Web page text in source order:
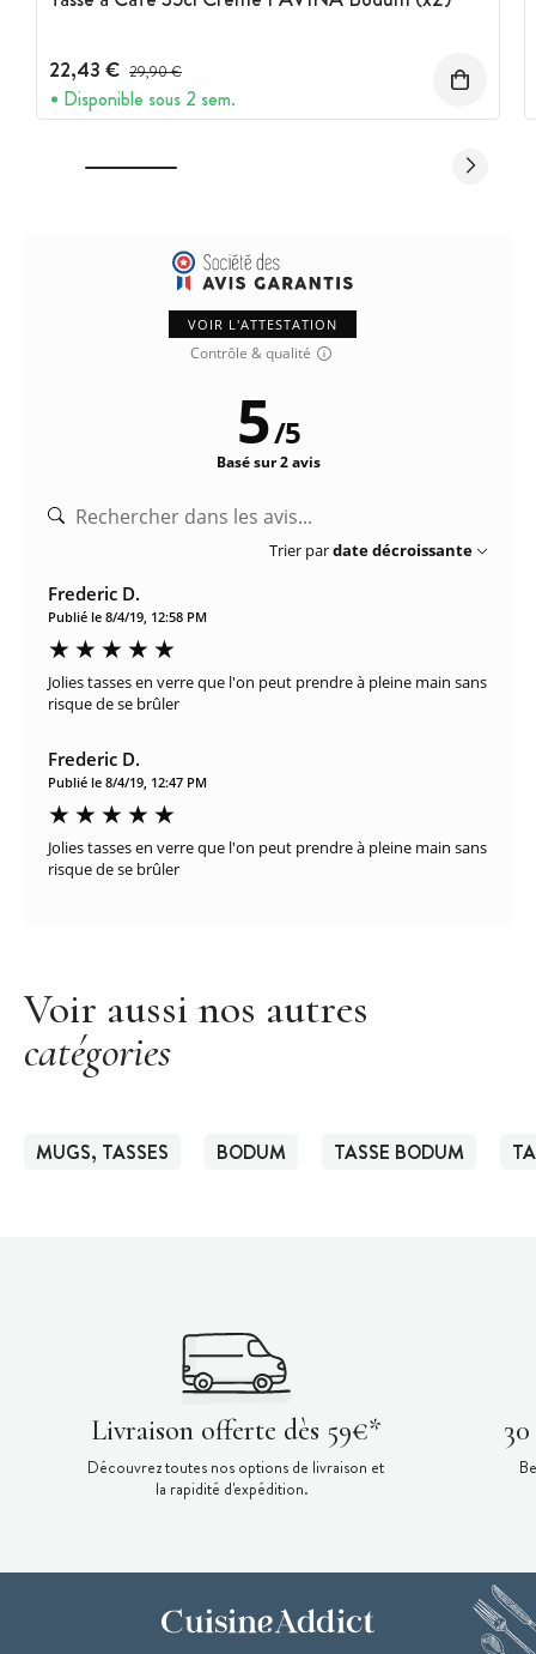
22,43 € Prix avant réduction :
29,90 €
Disponible sous 2 sem.
VOIR L'ATTESTATION
Contrôle & qualité
5/5
Basé sur 2 avis
Trier pardate décroissante
Frederic D.
Publié le 8/4/19, 12:58 PM
Jolies tasses en verre que l'on peut prendre à pleine main sans
risque de se brûler
Frederic D.
Publié le 8/4/19, 12:47 PM
Jolies tasses en verre que l'on peut prendre à pleine main sans
risque de se brûler
Voir aussi nos autres
catégories
MUGS, TASSES BODUM TASSE BODUM
Livraison offerte dès 59€*
Découvrez toutes nos options de livraison et
la rapidité d'expédition.